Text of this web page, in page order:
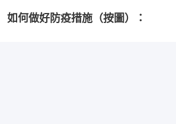
如何做好防疫措施（按圖）：